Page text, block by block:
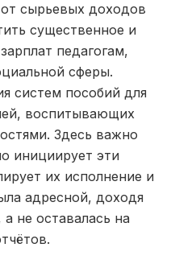
сырьевых доходов
существенное и
педагогам,
сферы.
систем пособий для
воспитывающих
Здесь важно
инициирует эти
их исполнение и
адресной, доходя
не оставалась на